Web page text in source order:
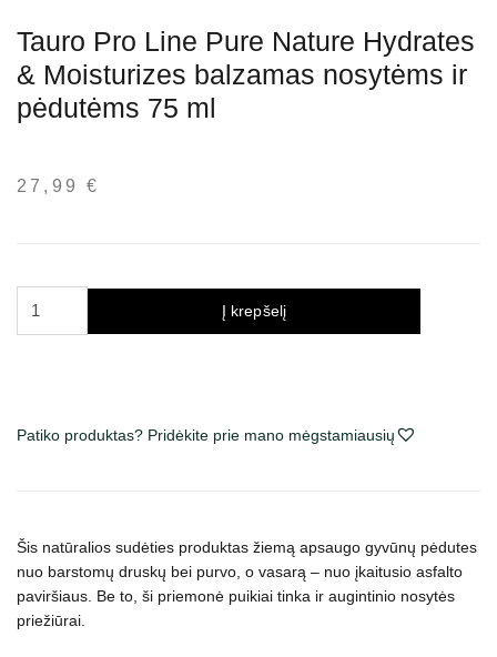
Tauro Pro Line Pure Nature Hydrates
& Moisturizes balzamas nosytėms ir
pėdutėms 75 ml
27,99€
Pure
Moisturizes
balzamas
nosytėms
ir
Į krepšelį
Patiko produktas? Pridėkite prie mano mėgstamiausių
Šis natūralios sudėties produktas žiemą apsaugo gyvūnų pėdutes
nuo barstomų druskų bei purvo, o vasarą – nuo įkaitusio asfalto
paviršiaus. Be to, ši priemonė puikiai tinka ir augintinio nosytės
priežiūrai.